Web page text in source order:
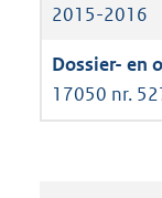
2015-2016
17050 nr.